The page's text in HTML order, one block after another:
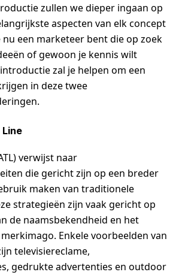
zullen we dieper ingaan op
aspecten van elk concept
nu een marketeer bent die op zoek
of gewoon je kennis wilt
zal je helpen om een
in deze twee
verwijst naar
die gericht zijn op een breder
maken van traditionele
strategieën zijn vaak gericht op
de naamsbekendheid en het
Enkele voorbeelden van
televisiereclame,
gedrukte advertenties en outdoor